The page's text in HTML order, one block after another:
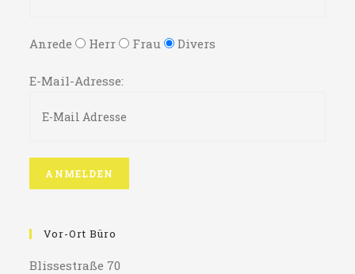
Anrede Herr Frau Divers
E-Mail-Adresse:
Vor-Ort Büro
Blissestraße 70